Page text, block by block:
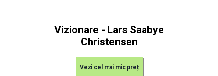
Vizionare - Lars Saabye
Christensen
Vezi cel mai mic preț